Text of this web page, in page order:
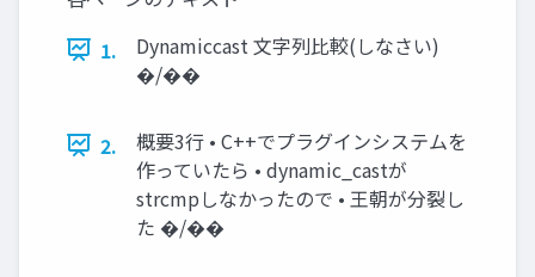
1.
Dynamiccast ⽂字列⽐較(しなさい)
�/��
2.
概要3⾏ • C++でプラグインシステムを
作っていたら • dynamic_castが
strcmpしなかったので • 王朝が分裂し
た �/��